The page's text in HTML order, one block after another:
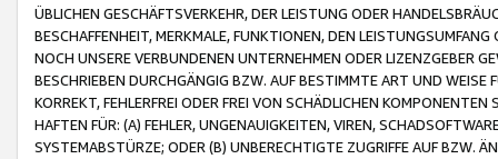
ÜBLICHEN GESCHÄFTSVERKEHR, DER LEISTUNG ODER
BESCHAFFENHEIT, MERKMALE, FUNKTIONEN, DEN
NOCH UNSERE VERBUNDENEN UNTERNEHMEN ODER LIZENZGEBER
BESCHRIEBEN DURCHGÄNGIG BZW. AUF BESTIMMTE ART UND
KORREKT, FEHLERFREI ODER FREI VON SCHÄDLICHEN
HAFTEN FÜR: (A) FEHLER, UNGENAUIGKEITEN, VIREN,
SYSTEMABSTÜRZE; ODER (B) UNBERECHTIGTE ZUGRIFFE AUF BZW.